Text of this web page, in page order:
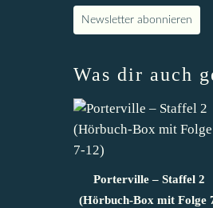
Newsletter abonnieren
Was dir auch
Porterville – Staffel 2
(Hörbuch-Box mit Folge